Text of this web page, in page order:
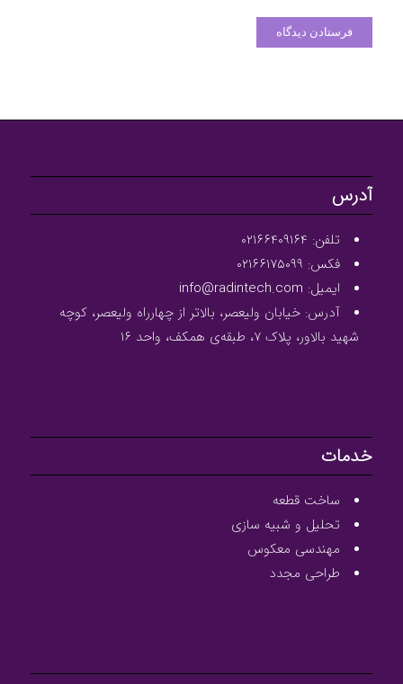
آدرس
تلفن: ۰۲۱۶۶۴۰۹۱۶۴
فکس: ۰۲۱۶۶۱۷۵۰۹۹
ایمیل: info@radintech.com
آدرس: خیابان ولیعصر، بالاتر از چهارراه ولیعصر، کوچه
شهید بالاور، پلاک ۷، طبقه‌ی همکف، واحد ۱۶
خدمات
ساخت قطعه
تحلیل و شبیه سازی
مهندسی معکوس
طراحی مجدد